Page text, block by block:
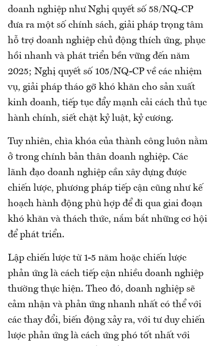
doanh nghiệp như Nghị quyết số 58/NQ-CP
đưa ra một số chính sách, giải pháp trọng tâm
hỗ trợ doanh nghiệp chủ động thích ứng, phục
hồi nhanh và phát triển bền vững đến năm
2025; Nghị quyết số 105/NQ-CP về các nhiệm
vụ, giải pháp tháo gỡ khó khăn cho sản xuất
kinh doanh, tiếp tục đẩy mạnh cải cách thủ tục
hành chính, siết chặt kỷ luật, kỷ cương.
Tuy nhiên, chìa khóa của thành công luôn nằm
ở trong chính bản thân doanh nghiệp. Các
lãnh đạo doanh nghiệp cần xây dựng được
chiến lược, phương pháp tiếp cận cũng như kế
hoạch hành động phù hợp để đi qua giai đoạn
khó khăn và thách thức, nắm bắt những cơ hội
để phát triển.
Lập chiến lược từ 1-5 năm hoặc chiến lược
phản ứng là cách tiếp cận nhiều doanh nghiệp
thường thực hiện. Theo đó, doanh nghiệp sẽ
cảm nhận và phản ứng nhanh nhất có thể với
các thay đổi, biến động xảy ra, với tư duy chiến
lược phản ứng là cách ứng phó tốt nhất với